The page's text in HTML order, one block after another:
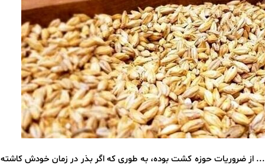
از ضروریات حوزه کشت بوده، به طوری که اگر بذر در زمان خودش کاشته